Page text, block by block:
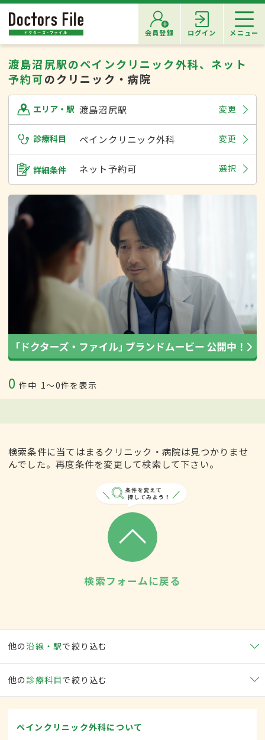
会員登録 ログイン メニュー
渡島沼尻駅のペインクリニック外科、ネット
予約可のクリニック・病院
エリア・駅 渡島沼尻駅 変更
診療科目 ペインクリニック外科 変更
詳細条件 ネット予約可 選択
0 件中 1〜0件を表示
検索条件に当てはまるクリニック・病院は見つかりませ
んでした。再度条件を変更して検索して下さい。
検索フォームに戻る
他の沿線・駅で絞り込む
他の 診療科目で絞り込む
ペインクリニック外科について